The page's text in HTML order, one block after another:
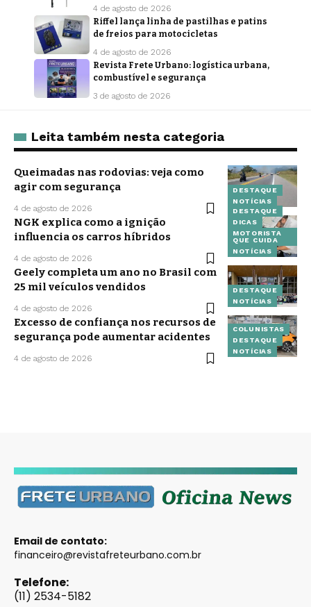
4 de agosto de 2026
Riffel lança linha de pastilhas e patins
de freios para motocicletas
4 de agosto de 2026
Revista Frete Urbano: logística urbana,
combustível e segurança
3 de agosto de 2026
Leita também nesta categoria
DESTAQUE
NOTÍCIAS
Queimadas nas rodovias: veja como
agir com segurança
4 de agosto de 2026
DESTAQUE
DICAS
MOTORISTA
QUE CUIDA
NOTÍCIAS
NGK explica como a ignição
influencia os carros híbridos
4 de agosto de 2026
DESTAQUE
NOTÍCIAS
Geely completa um ano no Brasil com
25 mil veículos vendidos
4 de agosto de 2026
COLUNISTAS
DESTAQUE
NOTÍCIAS
Excesso de confiança nos recursos de
segurança pode aumentar acidentes
4 de agosto de 2026
Email de contato:
financeiro@revistafreteurbano.com.br
Telefone:
(11) 2534-5182